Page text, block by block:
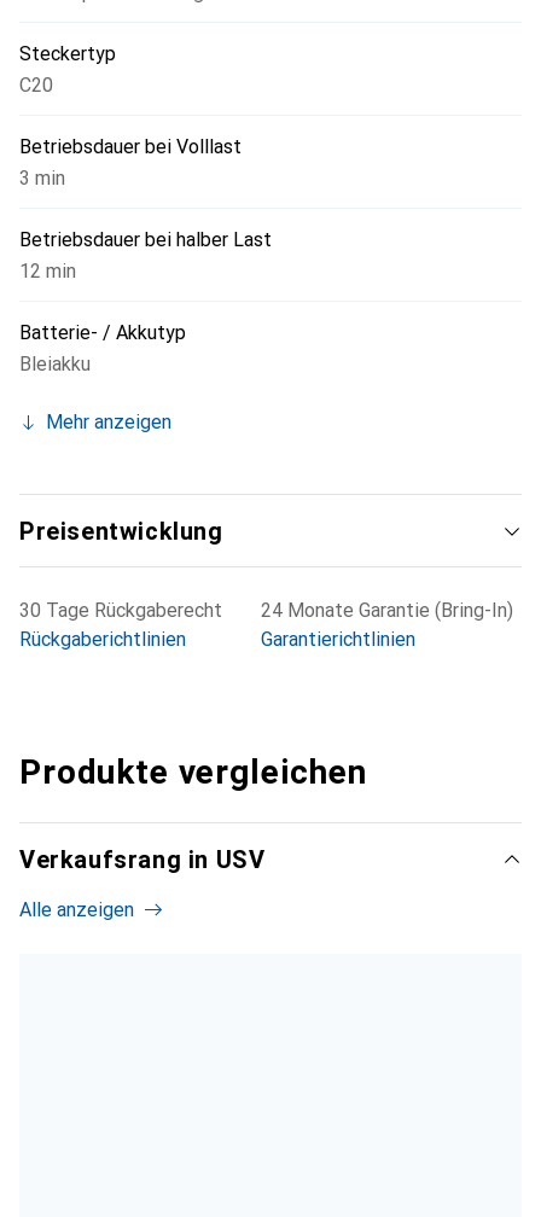
Steckertyp
C20
Betriebsdauer bei Volllast
3 min
Betriebsdauer bei halber Last
12 min
Batterie- / Akkutyp
Bleiakku
Mehr anzeigen
Preisentwicklung
30 Tage Rückgaberecht
Rückgaberichtlinien
24 Monate Garantie (Bring-In)
Garantierichtlinien
Produkte vergleichen
Verkaufsrang in USV
Alle anzeigen